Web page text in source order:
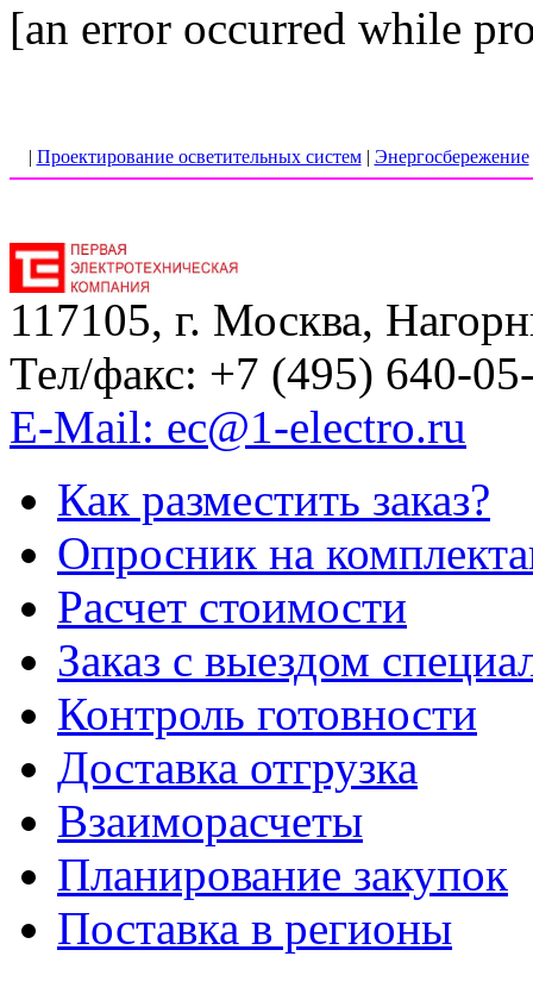
[an error occurred while
| Проектирование осветительных систем| Энергосбережение
117105, г. Москва,
Тел/факс: +7 (495) 640-
E-Mail: ec@1-electro.ru
Как разместить заказ?
Опросник на
Расчет стоимости
Заказ с выездом
Контроль готовности
Доставка отгрузка
Взаиморасчеты
Планирование закупок
Поставка в регионы